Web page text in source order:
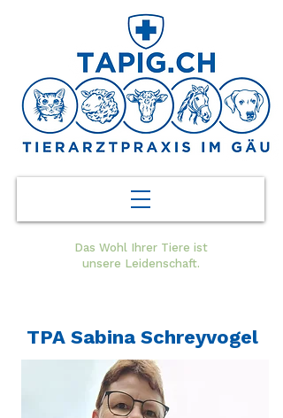
Das Wohl Ihrer Tiere ist
unsere Leidenschaft.
TPA Sabina Schreyvogel